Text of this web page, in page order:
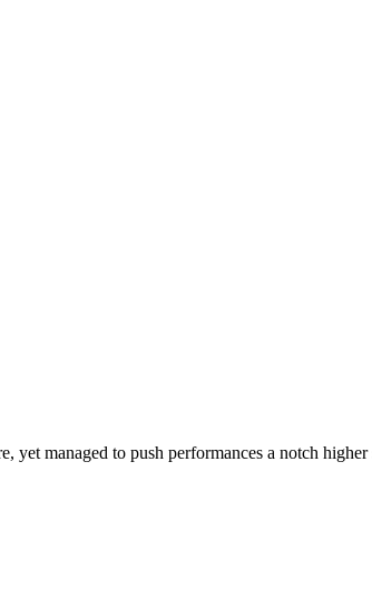
managed to push performances a notch